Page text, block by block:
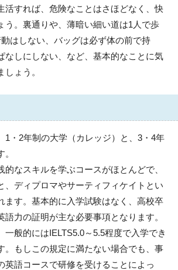
活すれば、危険なことはさほどなく、快
う。裏通りや、薄暗い細い道は1人で歩
はしない、バッグは必ず体の前で持
なしにしない、など、基本的なことに気
ょう。
1・2年制の大学（カレッジ）と、3・4年
的なスキルを学ぶコースがほとんどで、
、ディプロマやサーティフィケイトとい
ます。基本的に入学試験はなく、高校卒
語力の証明が主な必要事項となります。
一般的にはIELTS5.0～5.5程度で入学でき
。もしこの規定に満たない場合でも、事
英語コースで研修を受けることによっ